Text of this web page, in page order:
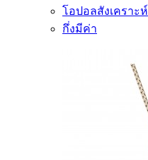
โอปอลสังเคราะห์
กึ่งมีค่า